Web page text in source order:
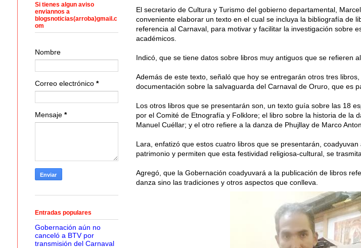
El secretario de Cultura y Turismo del gobierno departamental,
conveniente elaborar un texto en el cual se incluya la bibliografía de
referencia al Carnaval, para motivar y facilitar la investigación sobre
académicos.
Indicó, que se tiene datos sobre libros muy antiguos que se refieren
Además de este texto, señaló que hoy se entregarán otros tres
documentación sobre la salvaguarda del Carnaval de Oruro, que es
Los otros libros que se presentarán son, un texto guía sobre las 18
por el Comité de Etnografía y Folklore; el libro sobre la historia de la
Manuel Cuéllar; y el otro refiere a la danza de Phujllay de Marco
Lara, enfatizó que estos cuatro libros que se presentarán,
patrimonio y permiten que esta festividad religiosa-cultural, se
Agregó, que la Gobernación coadyuvará a la publicación de libros
danza sino las tradiciones y otros aspectos que conlleva.
Si tienes algun aviso
enviannos a
blogsnoticias(arroba)gmail.c
om
Nombre
Correo electrónico *
Mensaje *
Entradas populares
Gobernación aún no
canceló a BTV por
transmisión del Carnaval